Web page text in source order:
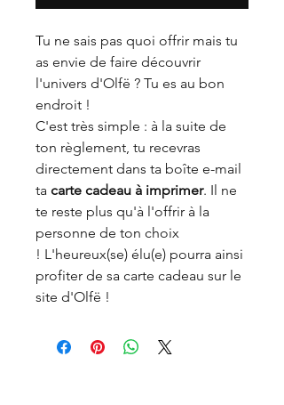
Tu ne sais pas quoi offrir mais tu
as envie de faire découvrir
l'univers d'Olfë ? Tu es au bon
endroit !
C'est très simple : à la suite de
ton règlement, tu recevras
directement dans ta boîte e-mail
ta carte cadeau à imprimer. Il ne
te reste plus qu'à l'offrir à la
personne de ton choix
! L'heureux(se) élu(e) pourra ainsi
profiter de sa carte cadeau sur le
site d'Olfë !